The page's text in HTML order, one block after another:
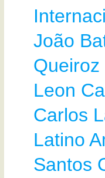
João
Queiroz
Leon
Carlos
Latino
Santos